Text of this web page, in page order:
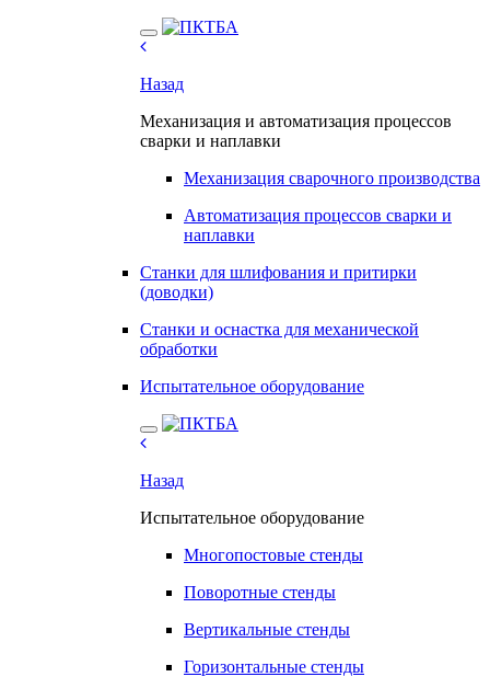
Назад
Механизация и автоматизация процессов
сварки и наплавки
Механизация сварочного производства
Автоматизация процессов сварки и
наплавки
Станки для шлифования и притирки
(доводки)
Станки и оснастка для механической
обработки
Испытательное оборудование
Назад
Испытательное оборудование
Многопостовые стенды
Поворотные стенды
Вертикальные стенды
Горизонтальные стенды